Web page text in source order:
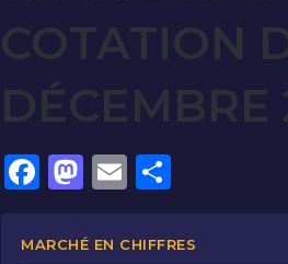
COTATION
F
a
c
M
a
st
E
m
ai
ar
ta
MARCHÉ EN CHIFFRES